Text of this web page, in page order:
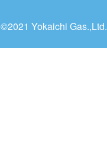
©2021 Yokaichi Gas.,Ltd.